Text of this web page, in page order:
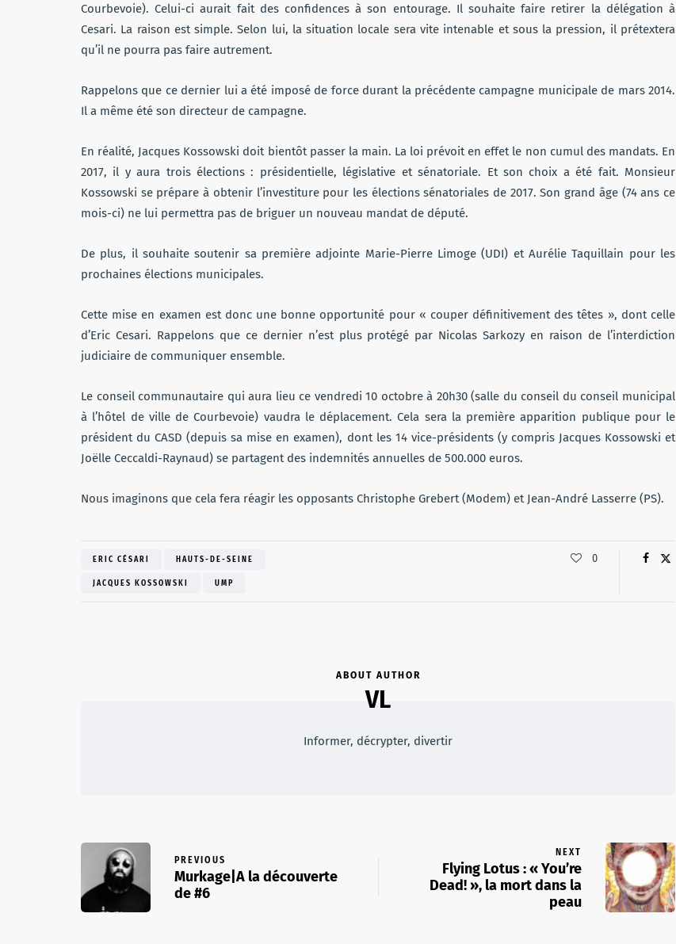
Courbevoie). Celui-ci aurait fait des confidences à son entourage. Il souhaite faire retirer la délégation à
Cesari. La raison est simple. Selon lui, la situation locale sera vite intenable et sous la pression, il prétextera
qu’il ne pourra pas faire autrement.
Rappelons que ce dernier lui a été imposé de force durant la précédente campagne municipale de mars 2014.
Il a même été son directeur de campagne.
En réalité, Jacques Kossowski doit bientôt passer la main. La loi prévoit en effet le non cumul des mandats. En
2017, il y aura trois élections : présidentielle, législative et sénatoriale. Et son choix a été fait. Monsieur
Kossowski se prépare à obtenir l’investiture pour les élections sénatoriales de 2017. Son grand âge (74 ans ce
mois-ci) ne lui permettra pas de briguer un nouveau mandat de député.
De plus, il souhaite soutenir sa première adjointe Marie-Pierre Limoge (UDI) et Aurélie Taquillain pour les
prochaines élections municipales.
Cette mise en examen est donc une bonne opportunité pour « couper définitivement des têtes », dont celle
d’Eric Cesari. Rappelons que ce dernier n’est plus protégé par Nicolas Sarkozy en raison de l’interdiction
judiciaire de communiquer ensemble.
Le conseil communautaire qui aura lieu ce vendredi 10 octobre à 20h30 (salle du conseil du conseil municipal
à l’hôtel de ville de Courbevoie) vaudra le déplacement. Cela sera la première apparition publique pour le
président du CASD (depuis sa mise en examen), dont les 14 vice-présidents (y compris Jacques Kossowski et
Joëlle Ceccaldi-Raynaud) se partagent des indemnités annuelles de 500.000 euros.
Nous imaginons que cela fera réagir les opposants Christophe Grebert (Modem) et Jean-André Lasserre (PS).
ERIC CÉSARI HAUTS-DE-SEINE
JACQUES KOSSOWSKI UMP
0
ABOUT AUTHOR
VL
Informer, décrypter, divertir
PREVIOUS
Murkage|A la découverte
de #6
NEXT
Flying Lotus : « You’re
Dead! », la mort dans la
peau